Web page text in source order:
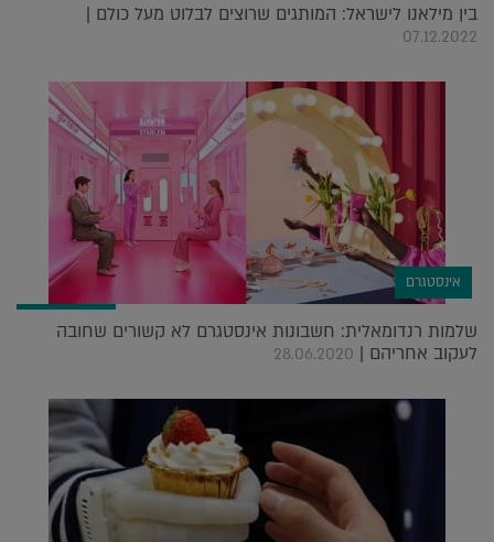
בין מילאנו לישראל: המותגים שרוצים לבלוט מעל כולם |
07.12.2022
אינסטגרם
שלמות רנדומאלית: חשבונות אינסטגרם לא קשורים שחובה
לעקוב אחריהם | 28.06.2020